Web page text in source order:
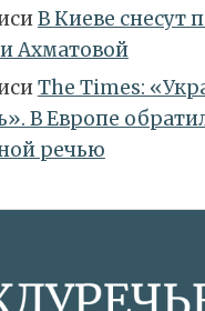
В Киеве снесут
Ахматовой
Тhe Times:
В Европе
речью